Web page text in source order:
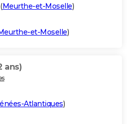
(Meurthe-et-Moselle)
et-Moselle)
ans)
Atlantiques)